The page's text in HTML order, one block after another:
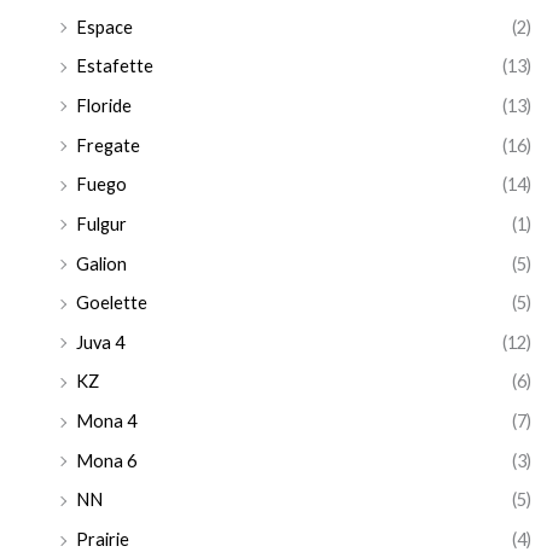
Espace
(2)
Estafette
(13)
Floride
(13)
Fregate
(16)
Fuego
(14)
Fulgur
(1)
Galion
(5)
Goelette
(5)
Juva 4
(12)
KZ
(6)
Mona 4
(7)
Mona 6
(3)
NN
(5)
Prairie
(4)